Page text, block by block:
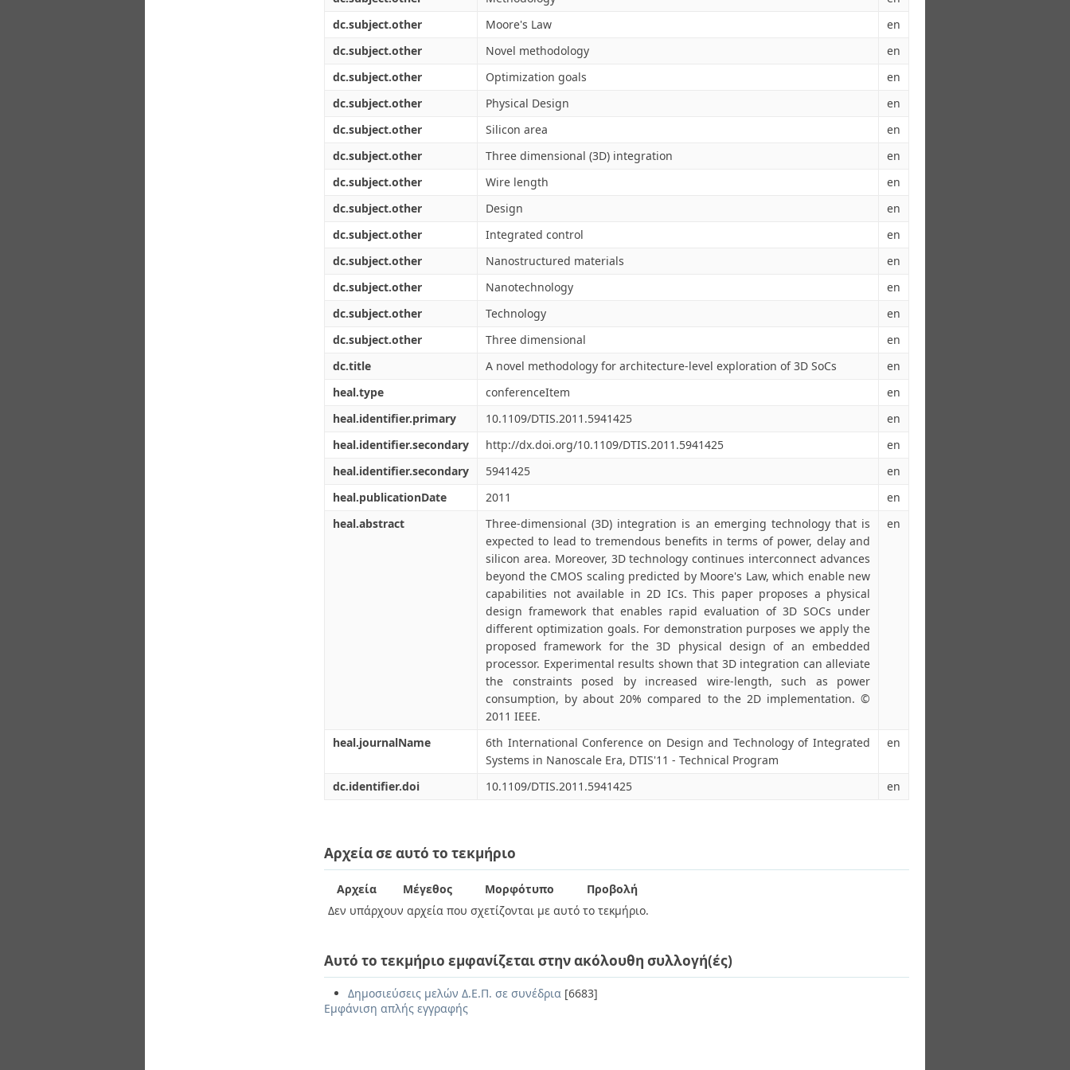
dc.subject.other
Moore's Law
en
dc.subject.other
Novel methodology
en
dc.subject.other
Optimization goals
en
dc.subject.other
Physical Design
en
dc.subject.other
Silicon area
en
dc.subject.other
Three dimensional (3D) integration
en
dc.subject.other
Wire length
en
dc.subject.other
Design
en
dc.subject.other
Integrated control
en
dc.subject.other
Nanostructured materials
en
dc.subject.other
Nanotechnology
en
dc.subject.other
Technology
en
dc.subject.other
Three dimensional
en
dc.title
A novel methodology for architecture-level exploration of 3D SoCs
en
heal.type
conferenceItem
en
heal.identifier.primary
10.1109/DTIS.2011.5941425
en
heal.identifier.secondary
http://dx.doi.org/10.1109/DTIS.2011.5941425
en
heal.identifier.secondary
5941425
en
heal.publicationDate
2011
en
heal.abstract
Three-dimensional (3D) integration is an emerging technology that is
expected to lead to tremendous benefits in terms of power, delay and
silicon area. Moreover, 3D technology continues interconnect advances
beyond the CMOS scaling predicted by Moore's Law, which enable new
capabilities not available in 2D ICs. This paper proposes a physical
design framework that enables rapid evaluation of 3D SOCs under
different optimization goals. For demonstration purposes we apply the
proposed framework for the 3D physical design of an embedded
processor. Experimental results shown that 3D integration can alleviate
the constraints posed by increased wire-length, such as power
consumption, by about 20% compared to the 2D implementation. ©
2011 IEEE.
en
heal.journalName
6th International Conference on Design and Technology of Integrated
Systems in Nanoscale Era, DTIS'11 - Technical Program
en
dc.identifier.doi 10.1109/DTIS.2011.5941425 en
Αρχεία σε αυτό το τεκμήριο
Αρχεία Μέγεθος Μορφότυπο
Προβολή
Δεν υπάρχουν αρχεία που σχετίζονται με αυτό το τεκμήριο.
Αυτό το τεκμήριο εμφανίζεται στην ακόλουθη συλλογή(ές)
Δημοσιεύσεις μελών Δ.Ε.Π. σε συνέδρια [6683]
Εμφάνιση απλής εγγραφής